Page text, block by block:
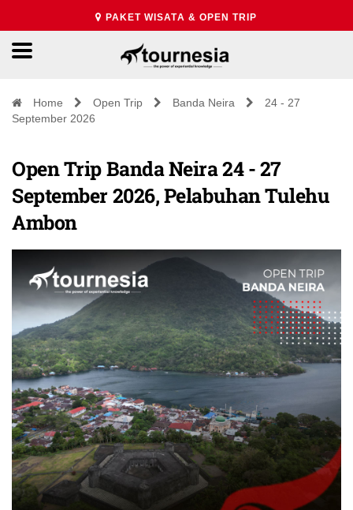
PAKET WISATA & OPEN TRIP
Home Open Trip Banda Neira
24 - 27
September 2026
Open Trip Banda Neira 24 - 27
September 2026, Pelabuhan Tulehu
Ambon